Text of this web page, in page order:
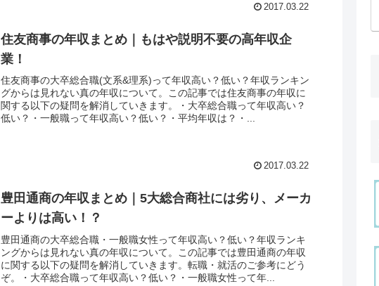
2017.03.22
住友商事の年収まとめ｜もはや説明不要の高年収企
業！
住友商事の大卒総合職(文系&理系)って年収高い？低い？年収ランキン
グからは見れない真の年収について。この記事では住友商事の年収に
関する以下の疑問を解消していきます。・大卒総合職って年収高い？
低い？・一般職って年収高い？低い？・平均年収は？・...
2017.03.22
豊田通商の年収まとめ｜5大総合商社には劣り、メーカ
ーよりは高い！？
豊田通商の大卒総合職・一般職女性って年収高い？低い？年収ランキ
ングからは見れない真の年収について。この記事では豊田通商の年収
に関する以下の疑問を解消していきます。転職・就活のご参考にどう
ぞ。・大卒総合職って年収高い？低い？・一般職女性って年...